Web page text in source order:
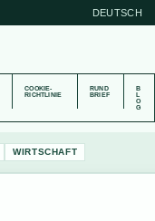
DEUTSCH
COOKIE-
RICHTLINIE
RUND
BRIEF
B
O
G
WIRTSCHAFT